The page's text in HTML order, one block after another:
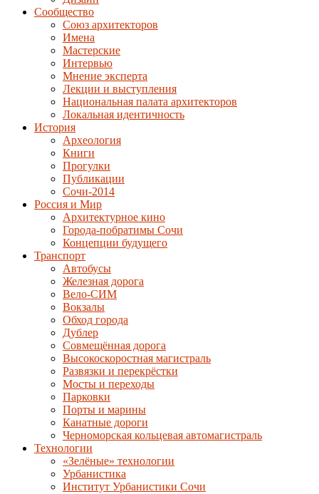
Сообщество
Союз архитекторов
Имена
Мастерские
Интервью
Мнение эксперта
Лекции и выступления
Национальная палата архитекторов
Локальная идентичность
История
Археология
Книги
Прогулки
Публикации
Сочи-2014
Россия и Мир
Архитектурное кино
Города-побратимы Сочи
Концепции будущего
Транспорт
Автобусы
Железная дорога
Вело-СИМ
Вокзалы
Обход города
Дублер
Совмещённая дорога
Высокоскоростная магистраль
Развязки и перекрёстки
Мосты и переходы
Парковки
Порты и марины
Канатные дороги
Черноморская кольцевая автомагистраль
Технологии
«Зелёные» технологии
Урбанистика
Институт Урбанистики Сочи